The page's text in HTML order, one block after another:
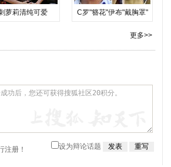
萝莉清纯可爱 C罗"簪花"伊布"戴胸罩"
更多>>
注册！ 设为辩论话题